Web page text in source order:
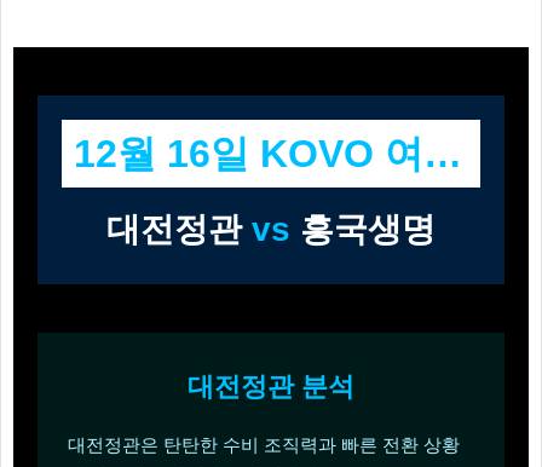
12월 16일 KOVO 여자부
대전정관 vs 흥국생명
대전정관 분석
대전정관은 탄탄한 수비 조직력과 빠른 전환 상황